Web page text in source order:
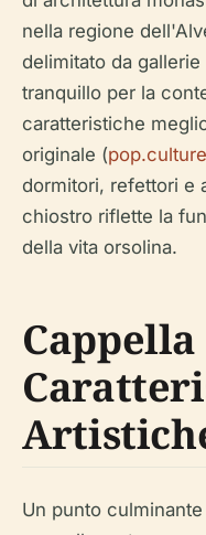
nella regione
delimitato da
tranquillo per la
caratteristiche
originale (
dormitori, refettori e
chiostro riflette la
della vita orsolina.
Cappella
Un punto